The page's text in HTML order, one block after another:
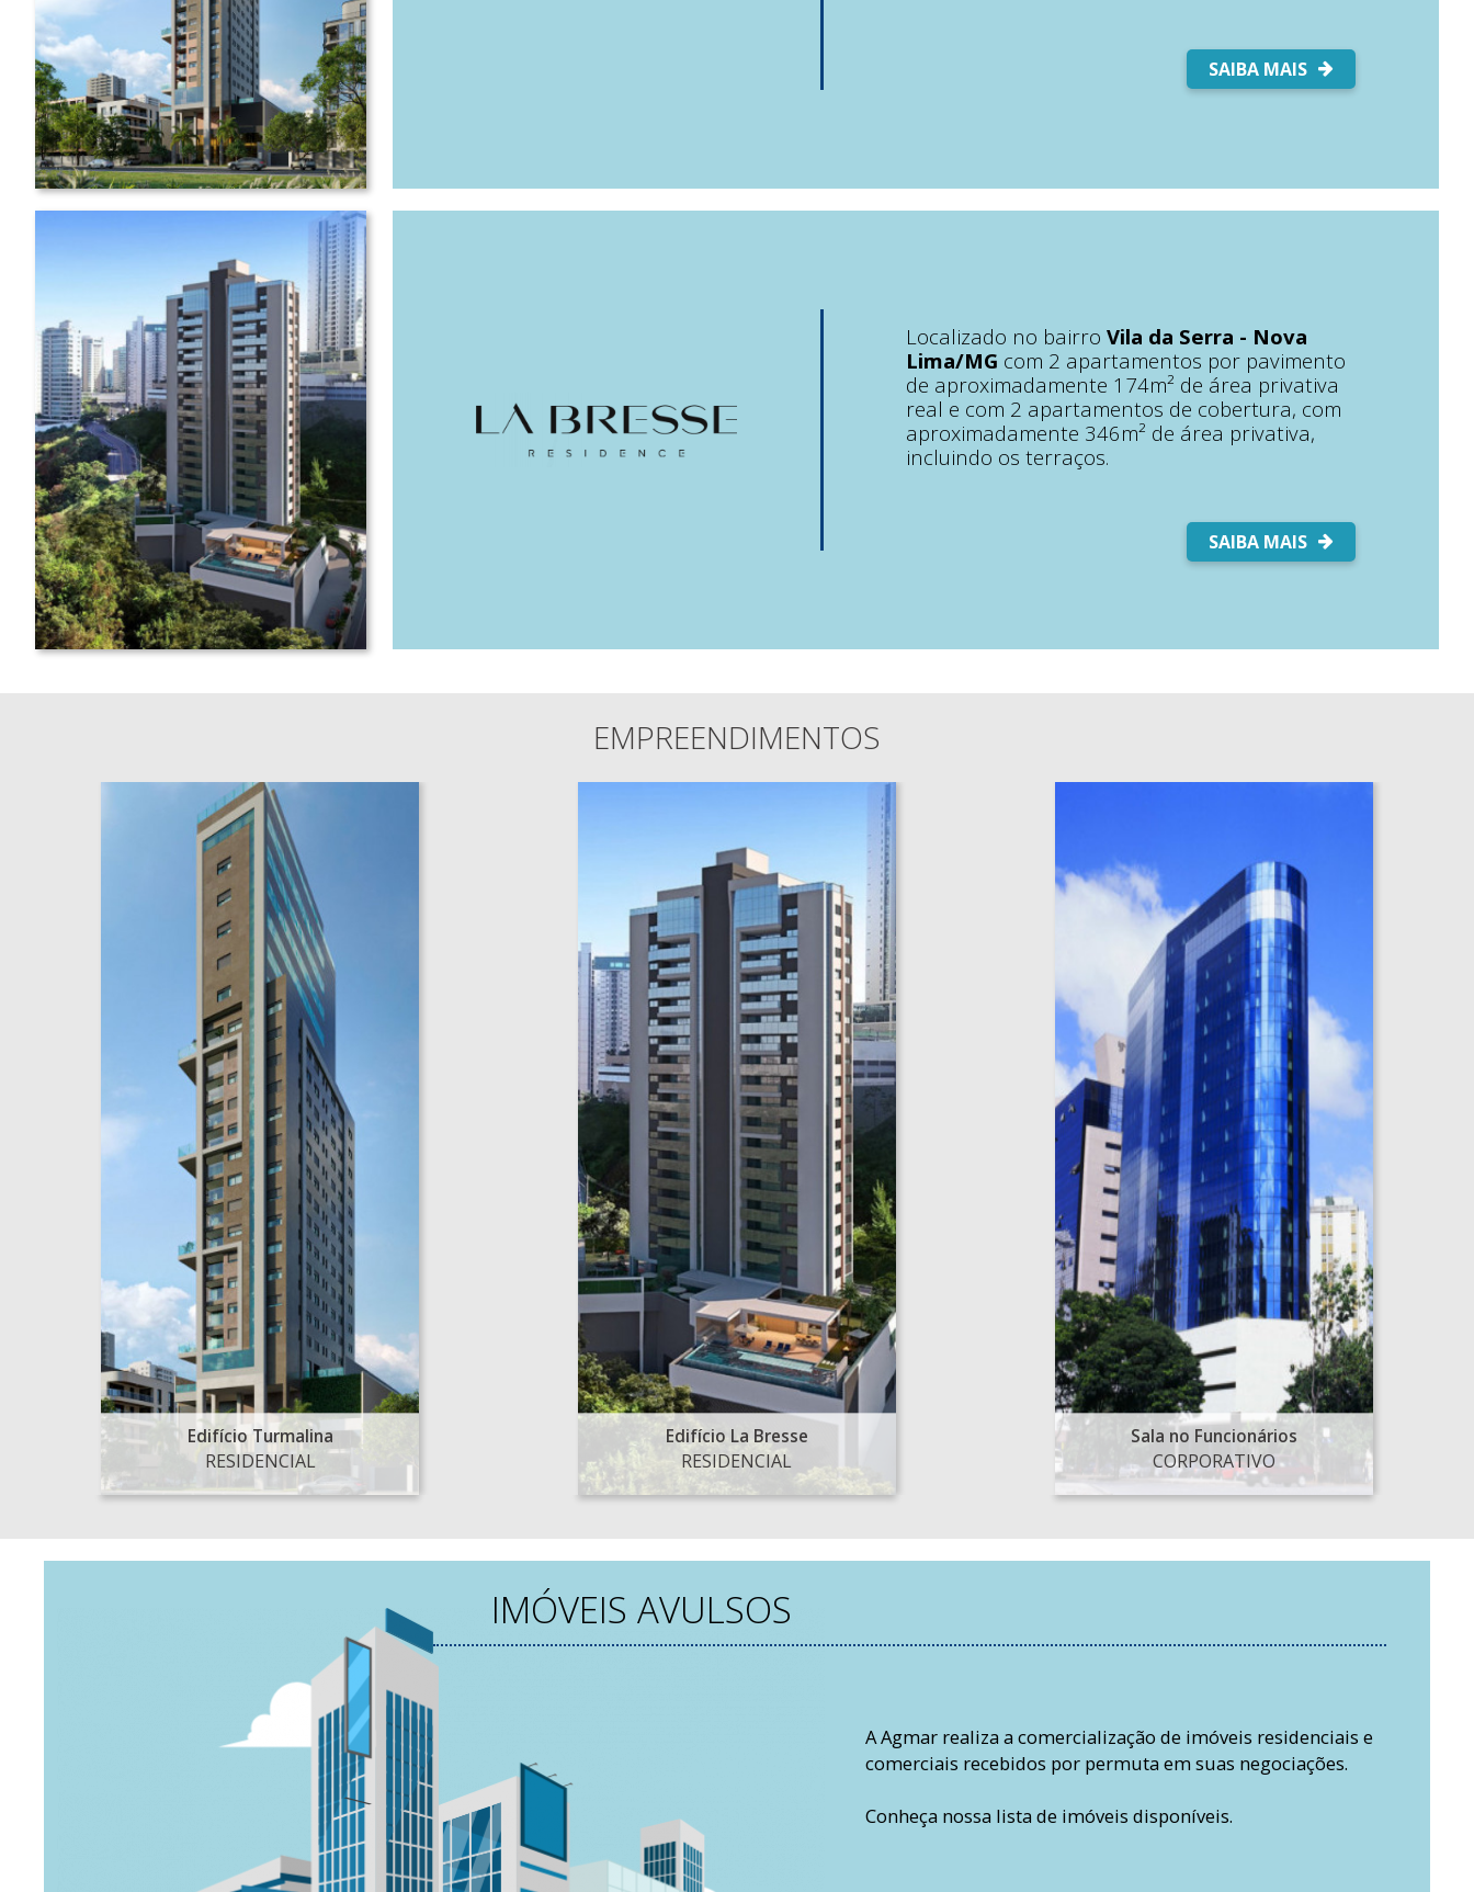
SAIBA MAIS
Localizado no bairroVila da Serra - Nova
Lima/MG com 2 apartamentos por pavimento
de aproximadamente 174m² de área privativa
real e com 2 apartamentos de cobertura, com
aproximadamente 346m² de área privativa,
incluindo os terraços.
SAIBA MAIS
EMPREENDIMENTOS
RESIDENCIAL
Edifício Turmalina
RESIDENCIAL
Edifício La Bresse
CORPORATIVO
Sala no Funcionários
IMÓVEIS AVULSOS
A Agmar realiza a comercialização de imóveis residenciais e
comerciais recebidos por permuta em suas negociações.
Conheça nossa lista de imóveis disponíveis.